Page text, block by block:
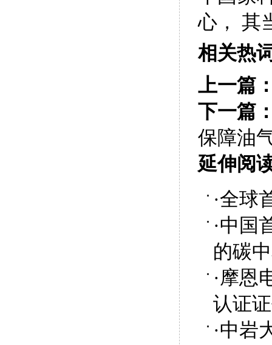
心， 其
相关热
上一篇
下一篇
保障油
延伸阅
·全球
·中国
的碳
·摩恩
认证
·中岩